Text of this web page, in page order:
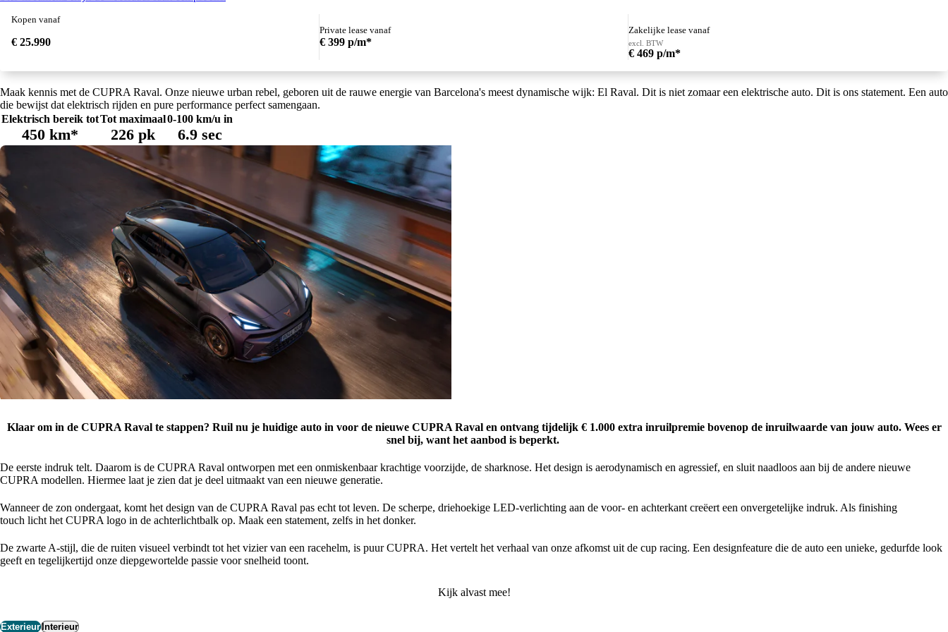
Kopen vanaf
€ 25.990
Private lease vanaf
€ 399 p/m*
Zakelijke lease vanaf
excl. BTW
€ 469 p/m*
Maak kennis met de CUPRA Raval. Onze nieuwe urban rebel, geboren uit de rauwe energie van Barcelona's meest dynamische wijk: El Raval. Dit is niet zomaar een elektrische auto. Dit is ons statement. Een auto
die bewijst dat elektrisch rijden en pure performance perfect samengaan.
Elektrisch bereik tot
450 km*
Tot maximaal
226 pk
0-100 km/u in
6.9 sec
Klaar om in de CUPRA Raval te stappen? Ruil nu je huidige auto in voor de nieuwe CUPRA Raval en ontvang tijdelijk € 1.000 extra inruilpremie bovenop de inruilwaarde van jouw auto. Wees er
snel bij, want het aanbod is beperkt.
De eerste indruk telt. Daarom is de CUPRA Raval ontworpen met een onmiskenbaar krachtige voorzijde, de sharknose. Het design is aerodynamisch en agressief, en sluit naadloos aan bij de andere nieuwe
CUPRA modellen. Hiermee laat je zien dat je deel uitmaakt van een nieuwe generatie.
Wanneer de zon ondergaat, komt het design van de CUPRA Raval pas echt tot leven. De scherpe, driehoekige LED-verlichting aan de voor- en achterkant creëert een onvergetelijke indruk. Als finishing
touch licht het CUPRA logo in de achterlichtbalk op. Maak een statement, zelfs in het donker.
De zwarte A-stijl, die de ruiten visueel verbindt tot het vizier van een racehelm, is puur CUPRA. Het vertelt het verhaal van onze afkomst uit de cup racing. Een designfeature die de auto een unieke, gedurfde look
geeft en tegelijkertijd onze diepgewortelde passie voor snelheid toont.
Kijk alvast mee!
ExterieurInterieur